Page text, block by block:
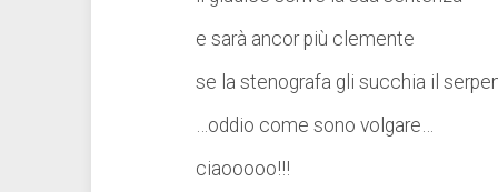
e sarà ancor più clemente
se la stenografa gli succhia il
…oddio come sono volgare…
ciaooooo!!!